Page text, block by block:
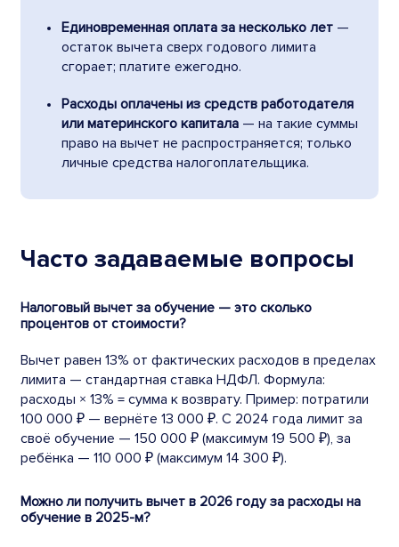
Единовременная оплата за несколько лет —
остаток вычета сверх годового лимита
сгорает; платите ежегодно.
Расходы оплачены из средств работодателя
или материнского капитала — на такие суммы
право на вычет не распространяется; только
личные средства налогоплательщика.
Часто задаваемые вопросы
Налоговый вычет за обучение — это сколько
процентов от стоимости?
Вычет равен 13% от фактических расходов в пределах
лимита — стандартная ставка НДФЛ. Формула:
расходы × 13% = сумма к возврату. Пример: потратили
100 000 ₽ — вернёте 13 000 ₽. С 2024 года лимит за
своё обучение — 150 000 ₽ (максимум 19 500 ₽), за
ребёнка — 110 000 ₽ (максимум 14 300 ₽).
Можно ли получить вычет в 2026 году за расходы на
обучение в 2025-м?